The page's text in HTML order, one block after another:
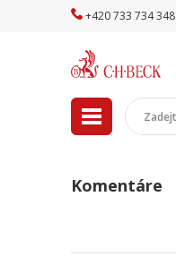
+420733 734348
Komentáre